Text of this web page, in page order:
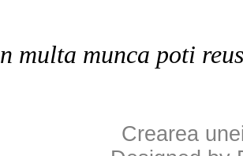
multa munca poti
Crearea